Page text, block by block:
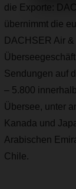
die Exporte:
übernimmt die
DACHSER Air
Sendungen auf
– 5.800
Übersee, unter
Kanada und
Arabischen
Chile.